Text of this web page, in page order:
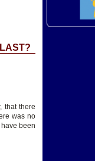
that there
was no
been